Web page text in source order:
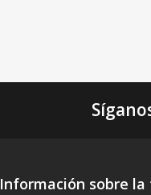
Información sobre la